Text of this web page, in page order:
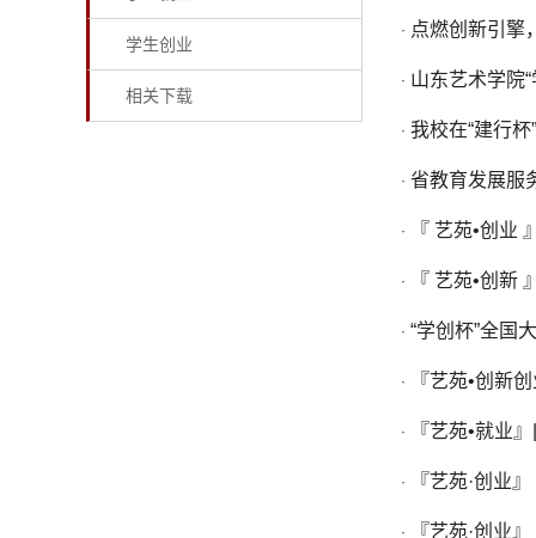
学生创业
相关下载
· 点燃创新引擎
· 山东艺术学院
· 我校在“建行
· 省教育发展服
· 『 艺苑•创业
· 『 艺苑•创新
· “学创杯”全国
· 『艺苑•创新
· 『艺苑•就业
· 『艺苑·创业
· 『艺苑·创业